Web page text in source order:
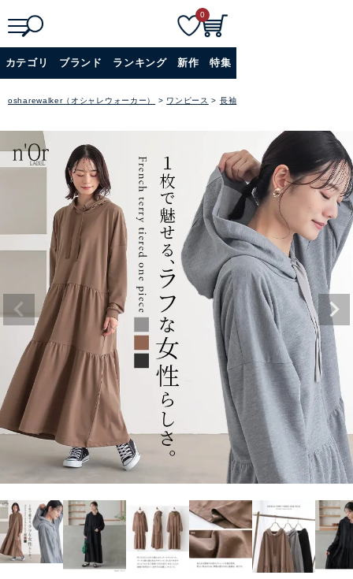
詳細検索
0
カテゴリ ブランド ランキング 新作 特集
osharewalker（オシャレウォーカー） ワンピース 長袖